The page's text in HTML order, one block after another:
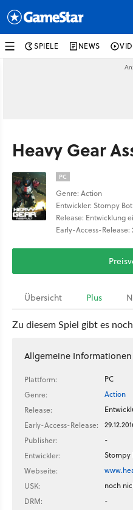
SPIELE NEWS
Heavy Gear
PC
Genre: Action
Entwickler: Stompy
Release: Entwicklung
Early-Access-Release:
Übersicht Plus
Zu diesem Spiel gibt es
Allgemeine Informationen
Plattform:
PC
Genre:
Action
Release:
Early-Access-Release:
Publisher:
-
Entwickler:
Stompy
Webseite:
USK:
noch
DRM:
-